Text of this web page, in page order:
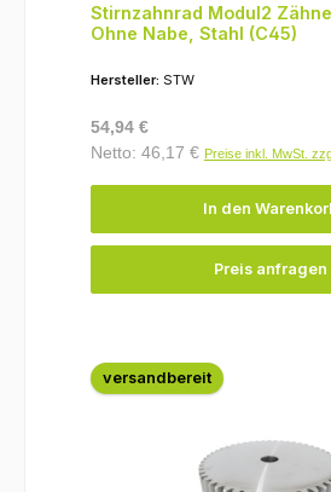
Stirnzahnrad Modul2
Ohne Nabe, Stahl (C45)
Hersteller: STW
Regulärer Preis:
54,94 €
Netto: 46,17 € Preise inkl. MwSt.
In den
Preis anfragen
versandbereit